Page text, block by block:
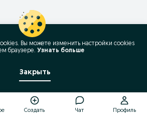
Создать Чат Профиль
Вы можете изменить настройки cookies
браузере. Узнать больше
Закрыть